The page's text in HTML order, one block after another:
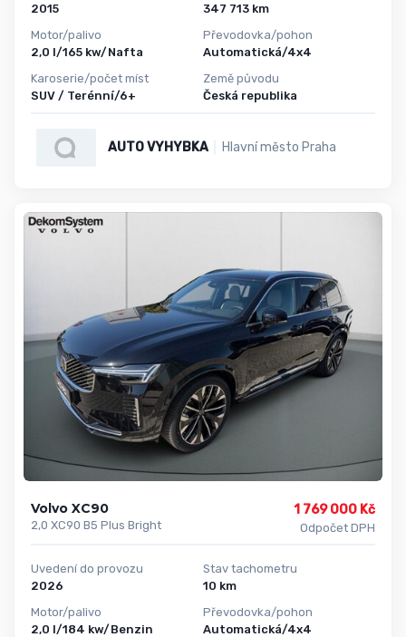
2015
Motor/palivo
2,0 l/165 kw/Nafta
Karoserie/počet míst
SUV / Terénní/6+
347 713 km
Převodovka/pohon
Automatická/4x4
Země původu
Česká republika
AUTO VYHYBKA Hlavní město Praha
Volvo XC90
2,0 XC90 B5 Plus Bright
1 769 000 Kč
Odpočet DPH
Uvedení do provozu
2026
Motor/palivo
2,0 l/184 kw/Benzin
Stav tachometru
10 km
Převodovka/pohon
Automatická/4x4